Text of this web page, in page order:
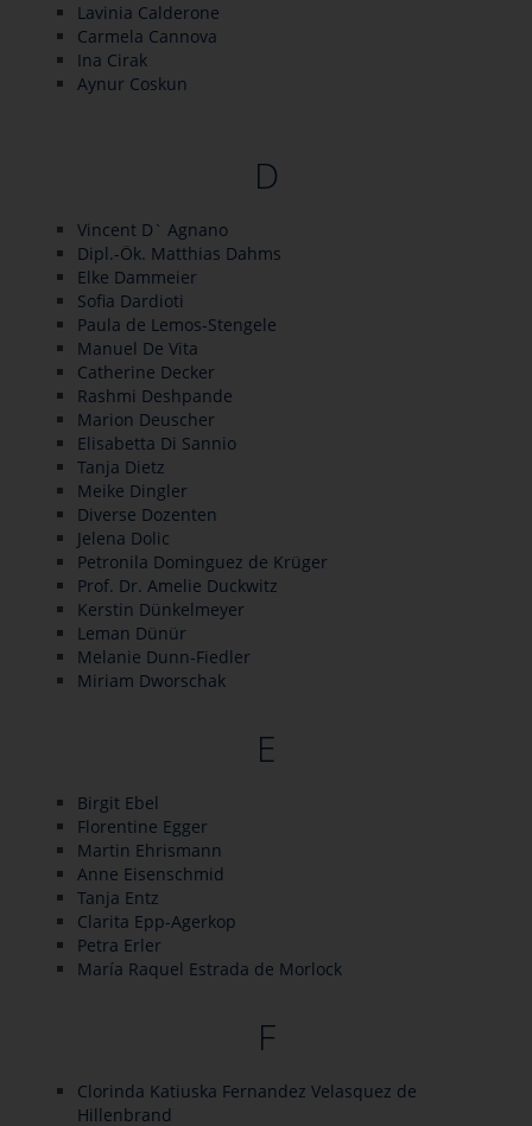
Lavinia Calderone
Carmela Cannova
Ina Cirak
Aynur Coskun
D
Vincent D` Agnano
Dipl.-Ök. Matthias Dahms
Elke Dammeier
Sofia Dardioti
Paula de Lemos-Stengele
Manuel De Vita
Catherine Decker
Rashmi Deshpande
Marion Deuscher
Elisabetta Di Sannio
Tanja Dietz
Meike Dingler
Diverse Dozenten
Jelena Dolic
Petronila Dominguez de Krüger
Prof. Dr. Amelie Duckwitz
Kerstin Dünkelmeyer
Leman Dünür
Melanie Dunn-Fiedler
Miriam Dworschak
E
Birgit Ebel
Florentine Egger
Martin Ehrismann
Anne Eisenschmid
Tanja Entz
Clarita Epp-Agerkop
Petra Erler
María Raquel Estrada de Morlock
F
Clorinda Katiuska Fernandez Velasquez de
Hillenbrand